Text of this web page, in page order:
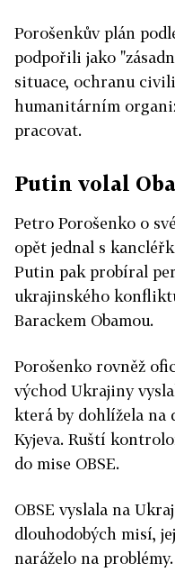
Porošenkův plán
podpořili jako
situace, ochranu
humanitárním
pracovat.
Putin volal
Petro Porošenko o
opět jednal s
Putin pak probíral
ukrajinského
Barackem Obamou.
Porošenko rovněž
východ Ukrajiny
která by dohlížela na
Kyjeva. Ruští
do mise OBSE.
OBSE vyslala na
dlouhodobých misí,
naráželo na